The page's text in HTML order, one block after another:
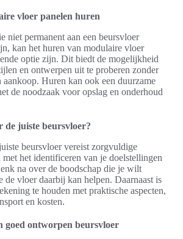
vloer panelen huren
niet permanent aan een beursvloer
kan het huren van modulaire vloer
optie zijn. Dit biedt de mogelijkheid
en ontwerpen uit te proberen zonder
aankoop. Huren kan ook een duurzame
de noodzaak voor opslag en onderhoud
de juiste beursvloer?
beursvloer vereist zorgvuldige
het identificeren van je doelstellingen
na over de boodschap die je wilt
de vloer daarbij kan helpen. Daarnaast is
te houden met praktische aspecten,
en kosten.
goed ontworpen beursvloer